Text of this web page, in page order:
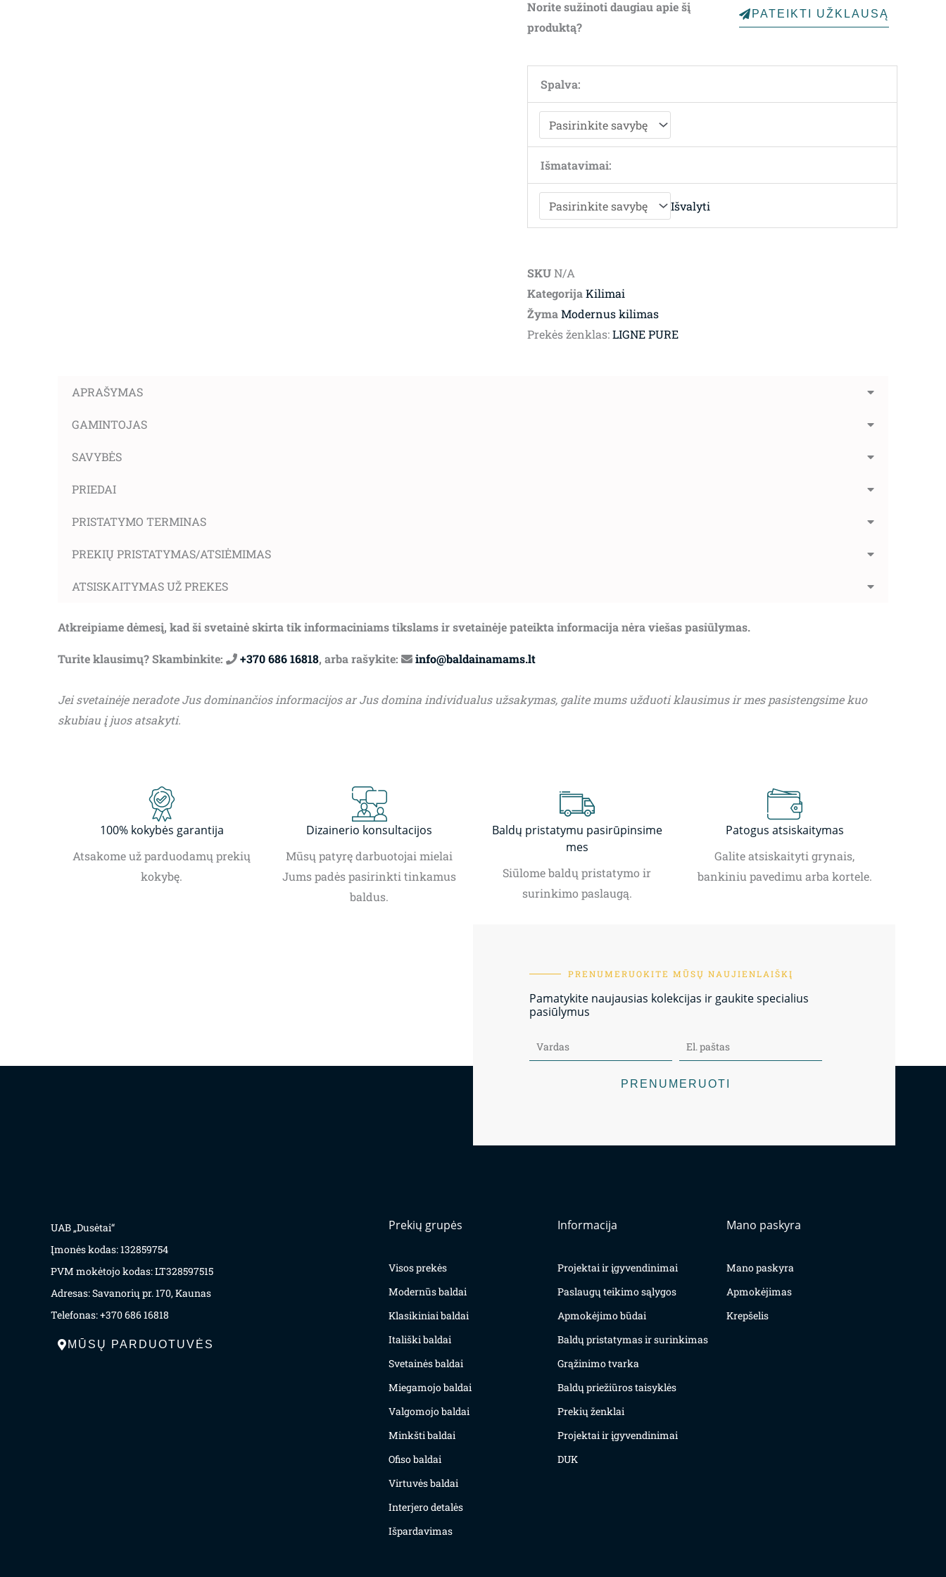
through
Norite sužinoti daugiau apie šį
produktą?
PATEIKTI UŽKLAUSĄ
Spalva:
Išmatavimai:
Išvalyti
SKUN/A
KategorijaKilimai
ŽymaModernus kilimas
Prekės ženklas:LIGNE PURE
APRAŠYMAS
GAMINTOJAS
SAVYBĖS
PRIEDAI
PRISTATYMO TERMINAS
PREKIŲ PRISTATYMAS/ATSIĖMIMAS
ATSISKAITYMAS UŽ PREKES
Atkreipiame dėmesį, kad ši svetainė skirta tik informaciniams tikslams ir svetainėje pateikta informacija nėra viešas pasiūlymas.
Turite klausimų? Skambinkite: +370 686 16818, arba rašykite: info@baldainamams.lt
Jei svetainėje neradote Jus dominančios informacijos ar Jus domina individualus užsakymas, galite mums užduoti klausimus ir mes pasistengsime kuo
skubiau į juos atsakyti.
100% kokybės garantija
Atsakome už parduodamų prekių
kokybę.
Dizainerio konsultacijos
Mūsų patyrę darbuotojai mielai
Jums padės pasirinkti tinkamus
baldus.
Baldų pristatymu pasirūpinsime
mes
Siūlome baldų pristatymo ir
surinkimo paslaugą.
Patogus atsiskaitymas
Galite atsiskaityti grynais,
bankiniu pavedimu arba kortele.
PRENUMERUOKITE MŪSŲ NAUJIENLAIŠKĮ
Pamatykite naujausias kolekcijas ir gaukite specialius
pasiūlymus
PRENUMERUOTI
UAB „Dusėtai“
Įmonės kodas: 132859754
PVM mokėtojo kodas: LT328597515
Adresas: Savanorių pr. 170, Kaunas
Telefonas: +370 686 16818
MŪSŲ PARDUOTUVĖS
Prekių grupės
Visos prekės
Modernūs baldai
Klasikiniai baldai
Itališki baldai
Svetainės baldai
Miegamojo baldai
Valgomojo baldai
Minkšti baldai
Ofiso baldai
Virtuvės baldai
Interjero detalės
Išpardavimas
Informacija
Projektai ir įgyvendinimai
Paslaugų teikimo sąlygos
Apmokėjimo būdai
Baldų pristatymas ir surinkimas
Grąžinimo tvarka
Baldų priežiūros taisyklės
Prekių ženklai
Projektai ir įgyvendinimai
DUK
Mano paskyra
Mano paskyra
Apmokėjimas
Krepšelis